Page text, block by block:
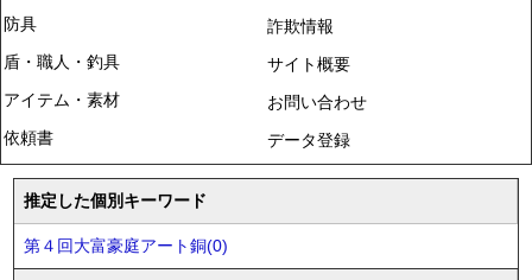
防具
盾・職人・釣具
アイテム・素材
依頼書
詐欺情報
サイト概要
お問い合わせ
データ登録
推定した個別キーワード
第４回大富豪庭アート銅(0)